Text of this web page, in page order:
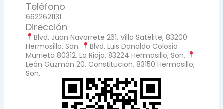
Teléfono
6622621131
Dirección
Blvd. Juan Navarrete 261, Villa Satelite, 83200
Hermosillo, Son.
Blvd. Luis Donaldo Colosio
Murrieta 80312, La Rioja, 83224 Hermosillo, Son.
León Guzmán 20, Constitucion, 83150 Hermosillo,
Son.